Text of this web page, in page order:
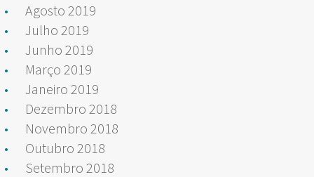
Agosto 2019
Julho 2019
Junho 2019
Março 2019
Janeiro 2019
Dezembro 2018
Novembro 2018
Outubro 2018
Setembro 2018